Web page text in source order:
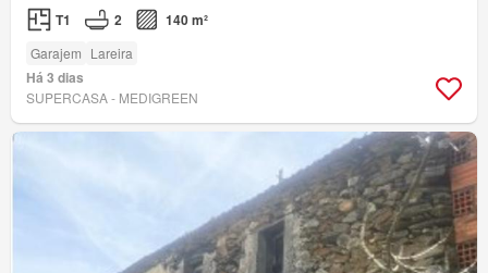
T1 2 140 m²
Garajem Lareira
Há 3 dias
SUPERCASA - MEDIGREEN